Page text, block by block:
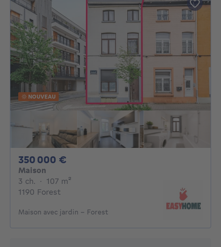
NOUVEAU
350 000 €
Maison
3 ch. 3 chambres
· 107 m²
1190 Forest
Maison avec jardin – Forest